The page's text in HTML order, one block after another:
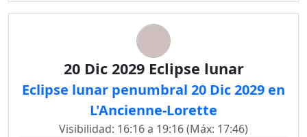
20 Dic 2029 Eclipse lunar
Eclipse lunar penumbral 20 Dic 2029 en
L'Ancienne-Lorette
Visibilidad: 16:16 a 19:16 (Máx: 17:46)